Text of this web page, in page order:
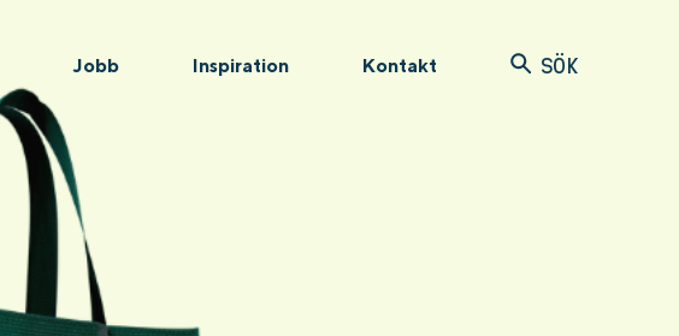
Jobb Inspiration Kontakt SÖK